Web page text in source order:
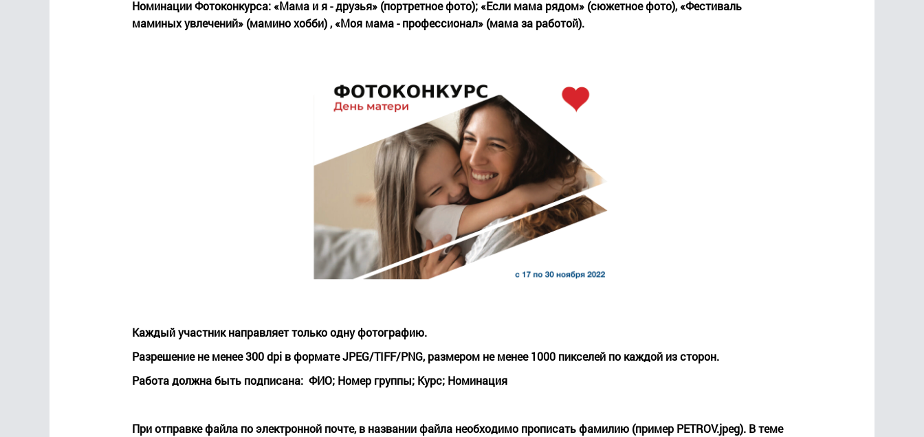
Номинации Фотоконкурса: «Мама и я - друзья» (портретное фото); «Если мама рядом» (сюжетное фото), «Фестиваль
маминых увлечений» (мамино хобби) , «Моя мама - профессионал» (мама за работой).
Каждый участник направляет только одну фотографию.
Разрешение не менее 300 dpi в формате JPEG/TIFF/PNG, размером не менее 1000 пикселей по каждой из сторон.
Работа должна быть подписана: ФИО; Номер группы; Курс; Номинация
При отправке файла по электронной почте, в названии файла необходимо прописать фамилию (пример PETROV.jpeg). В теме